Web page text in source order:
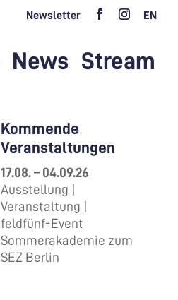
Newsletter EN
News Stream
Kommende
Veranstaltungen
17.08. – 04.09.26
Ausstellung |
Veranstaltung |
feldfünf-Event
Sommerakademie zum
SEZ Berlin